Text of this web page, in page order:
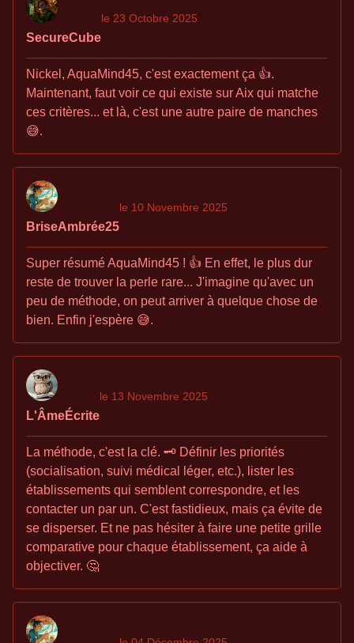
SecureCube
le 23 Octobre 2025
Nickel, AquaMind45, c'est exactement ça 👍.
Maintenant, faut voir ce qui existe sur Aix qui matche
ces critères... et là, c'est une autre paire de manches
😅.
BriseAmbrée25
le 10 Novembre 2025
Super résumé AquaMind45 ! 👍 En effet, le plus dur
reste de trouver la perle rare... J'imagine qu'avec un
peu de méthode, on peut arriver à quelque chose de
bien. Enfin j'espère 😅.
L'ÂmeÉcrite
le 13 Novembre 2025
La méthode, c'est la clé. 🗝️ Définir les priorités
(socialisation, suivi médical léger, etc.), lister les
établissements qui semblent correspondre, et les
contacter un par un. C'est fastidieux, mais ça évite de
se disperser. Et ne pas hésiter à faire une petite grille
comparative pour chaque établissement, ça aide à
objectiver. 🤔